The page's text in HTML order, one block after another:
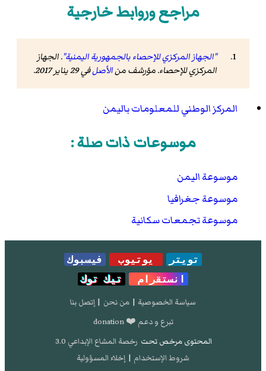
مراجع وروابط خارجية
"الجهاز المركزي للإحصاء بالجمهورية اليمنية". الجهاز
المركزي للإحصاء. مؤرشف منالأصلفي 29 يناير 2017 .
المركز الوطني للمعلومات باليمن
موسوعات ذات صلة :
موسوعة اليمن
موسوعة جغرافيا
موسوعة تجمعات سكانية
تويتر يوتيوب
فيسبوك
انستقرام
تيك توك
سياسة الخصوصية | من نحن | إتصل بنا
تبرع و دعم ❤️ donation
المحتوى مرخص تحت رخصة المشاع الإبداعي 3.0
شروط الإستخدام | إخلاء المسؤولية